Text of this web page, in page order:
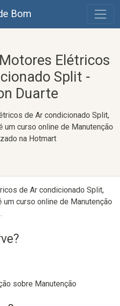
Bom
Elétricos
Split -
Duarte
de Ar condicionado Split,
um curso online de Manutenção
na Hotmart
de Ar condicionado Split,
curso online de Manutenção
sobre Manutenção